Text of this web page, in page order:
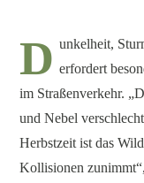
D unkelheit,
erfordert
im Straßenverkehr.
und Nebel
Herbstzeit ist das
Kollisionen